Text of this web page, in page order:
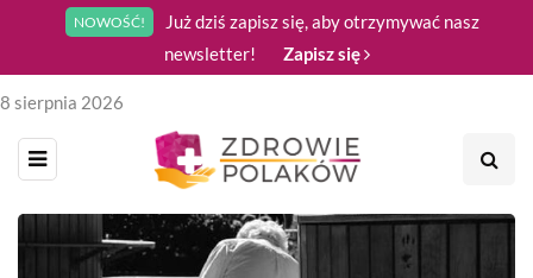
NOWOŚĆ!
Już dziś zapisz się, aby otrzymywać nasz
newsletter!
Zapisz się
8 sierpnia 2026